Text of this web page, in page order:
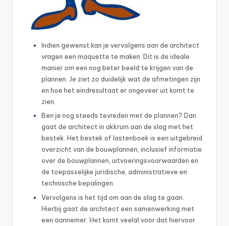
Indien gewenst kan je vervolgens aan de architect
vragen een maquette te maken. Dit is de ideale
manier om een nog beter beeld te krijgen van de
plannen. Je ziet zo duidelijk wat de afmetingen zijn
en hoe het eindresultaat er ongeveer uit komt te
zien.
Ben je nog steeds tevreden met de plannen? Dan
gaat de architect in akkrum aan de slag met het
bestek. Het bestek of lastenboek is een uitgebreid
overzicht van de bouwplannen, inclusief informatie
over de bouwplannen, uitvoeringsvoorwaarden en
de toepasselijke juridische, administratieve en
technische bepalingen.
Vervolgens is het tijd om aan de slag te gaan.
Hierbij gaat de architect een samenwerking met
een aannemer. Het komt veelal voor dat hiervoor